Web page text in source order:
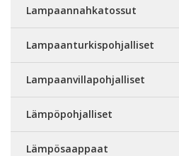
Lampaannahkatossut
Lampaanturkispohjalliset
Lampaanvillapohjalliset
Lämpöpohjalliset
Lämpösaappaat